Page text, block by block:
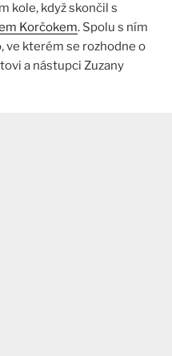
kole, když skončil s
Korčokem. Spolu s ním
ve kterém se rozhodne o
a nástupci Zuzany